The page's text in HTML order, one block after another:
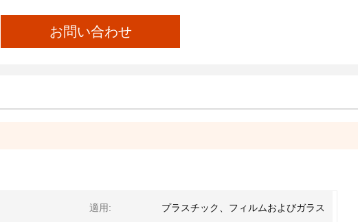
お問い合わせ
適用: プラスチック、フィルムおよびガラス